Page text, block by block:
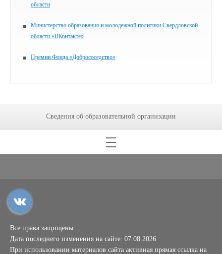
области
Министерство образования и молодежной политики Свердловской
области «ВКонтакте»
Премии Фонда «Добрососедство»
Сведения об образовательной организации
Все права защищены.
Дата последнего изменения на сайте: 07.08.2026
При использовании материалов сайта активная прямая ссылка на